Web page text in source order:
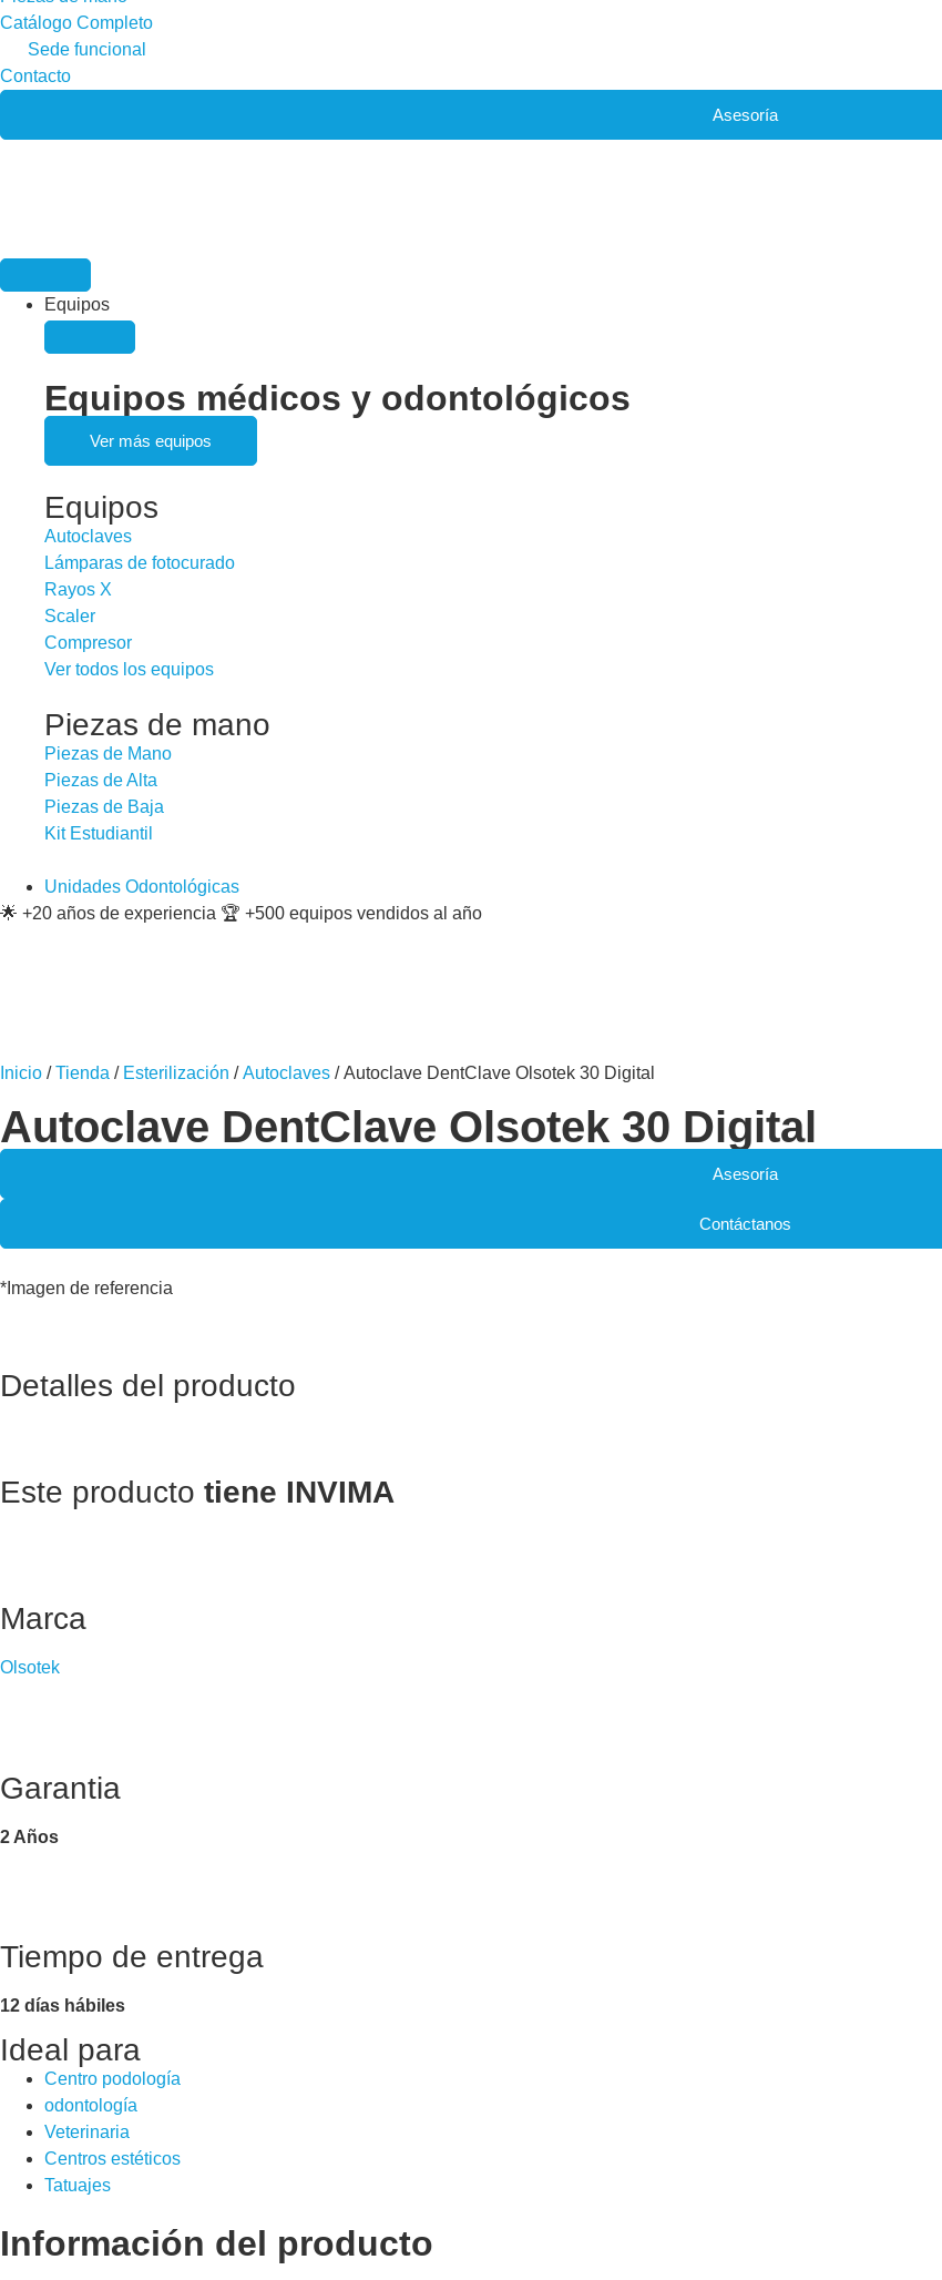
Catálogo Completo
Sede funcional
Contacto
Asesoría
Equipos
Equipos médicos y odontológicos
Ver más equipos
Equipos
Autoclaves
Lámparas de fotocurado
Rayos X
Scaler
Compresor
Ver todos los equipos
Piezas de mano
Piezas de Mano
Piezas de Alta
Piezas de Baja
Kit Estudiantil
Unidades Odontológicas
🌟 +20 años de experiencia 🏆 +500 equipos vendidos al año
Inicio /Tienda / Esterilización /Autoclaves / Autoclave DentClave Olsotek 30 Digital
Autoclave DentClave Olsotek 30 Digital
Asesoría
Contáctanos
*Imagen de referencia
Detalles del producto
Este producto tiene INVIMA
Marca
Olsotek
Garantia
2 Años
Tiempo de entrega
12 días hábiles
Ideal para
Centro podología
odontología
Veterinaria
Centros estéticos
Tatuajes
Información del producto